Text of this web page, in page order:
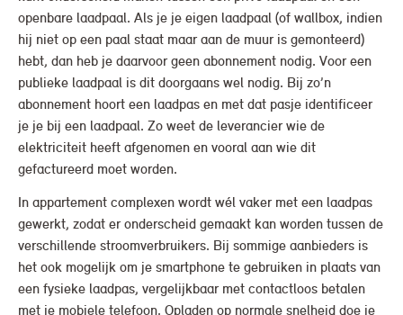
openbare laadpaal. Als je je eigen laadpaal (of wallbox, indien
hij niet op een paal staat maar aan de muur is gemonteerd)
hebt, dan heb je daarvoor geen abonnement nodig. Voor een
publieke laadpaal is dit doorgaans wel nodig. Bij zo’n
abonnement hoort een laadpas en met dat pasje identificeer
je je bij een laadpaal. Zo weet de leverancier wie de
elektriciteit heeft afgenomen en vooral aan wie dit
gefactureerd moet worden.
In appartement complexen wordt wél vaker met een laadpas
gewerkt, zodat er onderscheid gemaakt kan worden tussen de
verschillende stroomverbruikers. Bij sommige aanbieders is
het ook mogelijk om je smartphone te gebruiken in plaats van
een fysieke laadpas, vergelijkbaar met contactloos betalen
met je mobiele telefoon. Opladen op normale snelheid doe je